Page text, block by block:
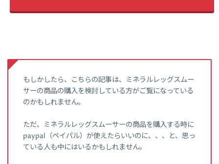
もしかしたら、こちらの記事は、ミネラルレッグスムー
サーの商品の購入を検討している方がご覧になっている
のかもしれません。
ただ、ミネラルレッグスムーサーの商品を購入する時に
paypal（ペイパル）が使えたらいいのに、、、と、思っ
ている人も中にはいるかもしれません。